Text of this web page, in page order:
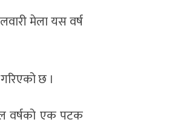
मेला यस वर्ष
छ ।
वर्षको एक पटक